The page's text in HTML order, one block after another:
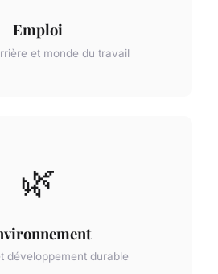
Emploi
et monde du travail
🌿
développement durable